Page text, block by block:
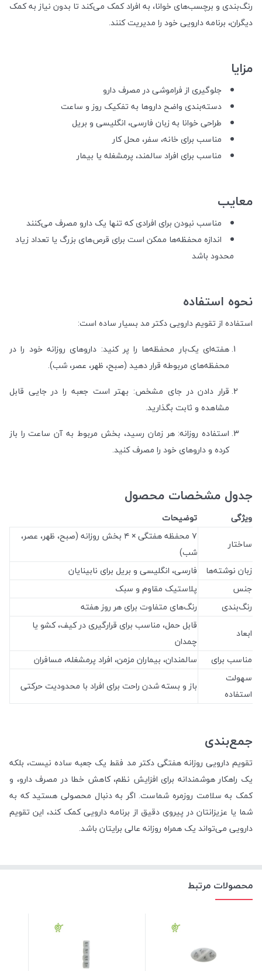
رنگ‌بندی و برچسب‌های خوانا، به افراد کمک می‌کند تا بدون نیاز به کمک
دیگران، برنامه دارویی خود را مدیریت کنند.
مزایا
جلوگیری از فراموشی در مصرف دارو
دسته‌بندی واضح داروها به تفکیک روز و ساعت
طراحی خوانا به زبان فارسی، انگلیسی و بریل
مناسب برای خانه، سفر، محل کار
مناسب برای افراد سالمند، پرمشغله یا بیمار
معایب
مناسب نبودن برای افرادی که تنها یک دارو مصرف می‌کنند
اندازه محفظه‌ها ممکن است برای قرص‌های بزرگ یا تعداد زیاد
محدود باشد
نحوه استفاده
استفاده از تقویم دارویی دکتر مد بسیار ساده است:
هفته‌ای یک‌بار محفظه‌ها را پر کنید: داروهای روزانه خود را در
محفظه‌های مربوطه قرار دهید (صبح، ظهر، عصر، شب).
قرار دادن در جای مشخص: بهتر است جعبه را در جایی قابل
مشاهده و ثابت بگذارید.
استفاده روزانه: هر زمان رسید، بخش مربوط به آن ساعت را باز
کرده و داروهای خود را مصرف کنید.
جدول مشخصات محصول
ویژگی
توضیحات
ساختار
۷ محفظه هفتگی × ۴ بخش روزانه (صبح، ظهر، عصر،
شب)
زبان نوشته‌ها
فارسی، انگلیسی و بریل برای نابینایان
جنس
پلاستیک مقاوم و سبک
رنگ‌بندی
رنگ‌های متفاوت برای هر روز هفته
ابعاد
قابل حمل، مناسب برای قرارگیری در کیف، کشو یا
چمدان
مناسب برای
سالمندان، بیماران مزمن، افراد پرمشغله، مسافران
سهولت
استفاده
باز و بسته شدن راحت برای افراد با محدودیت حرکتی
جمع‌بندی
تقویم دارویی روزانه هفتگی دکتر مد فقط یک جعبه ساده نیست، بلکه
یک راهکار هوشمندانه برای افزایش نظم، کاهش خطا در مصرف دارو، و
کمک به سلامت روزمره شماست. اگر به دنبال محصولی هستید که به
شما یا عزیزانتان در پیروی دقیق از برنامه دارویی کمک کند، این تقویم
دارویی می‌تواند یک همراه روزانه عالی برایتان باشد.
محصولات مرتبط